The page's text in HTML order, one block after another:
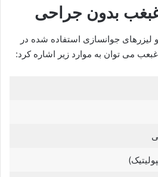
بدون جراحی
لیزرهای جوانسازی استفاده شده در
می توان به موارد زیر اشاره کرد: